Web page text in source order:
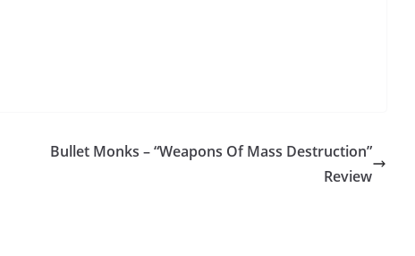
Bullet Monks – “Weapons Of Mass Destruction”
Review